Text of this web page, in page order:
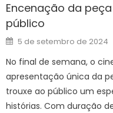
Encenação da
público
Posted
on
5 de setembro de 2024
No final de semana, o
apresentação única da
trouxe ao público um
histórias. Com duração